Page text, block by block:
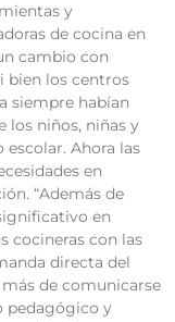
y
de cocina en
cambio con
bien los centros
siempre habían
los niños, niñas y
escolar. Ahora las
en
“Además de
en
cocineras con las
directa del
de comunicarse
pedagógico y